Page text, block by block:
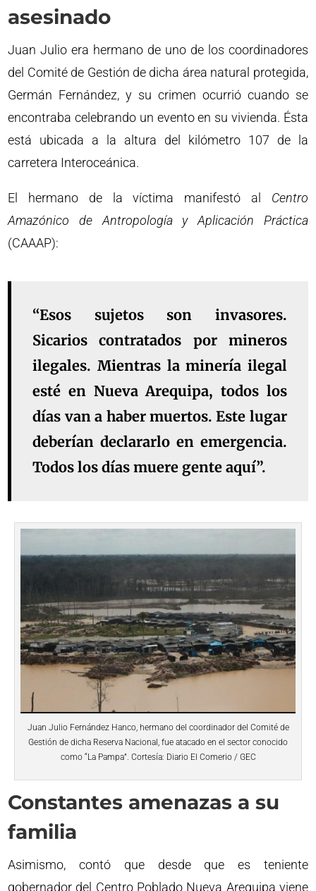
asesinado
Juan Julio era hermano de uno de los coordinadores
del Comité de Gestión de dicha área natural protegida,
Germán Fernández, y su crimen ocurrió cuando se
encontraba celebrando un evento en su vivienda. Ésta
está ubicada a la altura del kilómetro 107 de la
carretera Interoceánica.
El hermano de la víctima manifestó al Centro
Amazónico de Antropología y Aplicación Práctica
(CAAAP):
“Esos sujetos son invasores.
Sicarios contratados por mineros
ilegales. Mientras la minería ilegal
esté en Nueva Arequipa, todos los
días van a haber muertos. Este lugar
deberían declararlo en emergencia.
Todos los días muere gente aquí”.
Juan Julio Fernández Hanco, hermano del coordinador del Comité de
Gestión de dicha Reserva Nacional, fue atacado en el sector conocido
como “La Pampa”. Cortesía: Diario El Comerio / GEC
Constantes amenazas a su
familia
Asimismo, contó que desde que es teniente
gobernador del Centro Poblado Nueva Arequipa viene